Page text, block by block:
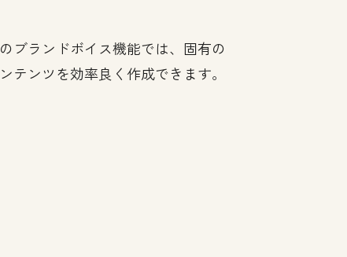
ブランドボイス機能では、固有の
ンツを効率良く作成できます。